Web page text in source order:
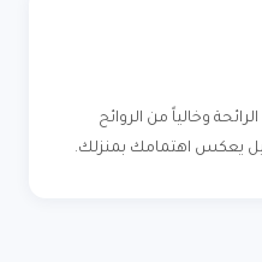
وخالياً من الروائح
يعكس اهتمامك بمنزلك.